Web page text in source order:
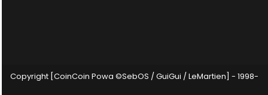
Copyright [CoinCoin Powa ©SebOS / GuiGui / LeMartien] - 1998-